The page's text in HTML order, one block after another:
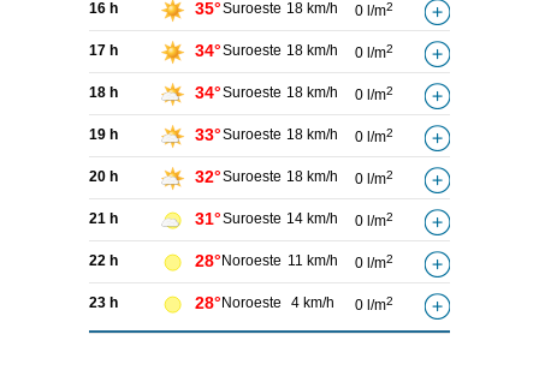
16 h 35°Suroeste 18 km/h 0 l/m2
17 h 34°Suroeste 18 km/h 0 l/m2
18 h 34°Suroeste 18 km/h 0 l/m2
19 h 33°Suroeste 18 km/h 0 l/m2
20 h 32°Suroeste 18 km/h 0 l/m2
21 h 31°Suroeste 14 km/h 0 l/m2
22 h 28° Noroeste 11 km/h 0 l/m2
23 h 28° Noroeste 4 km/h 0 l/m2